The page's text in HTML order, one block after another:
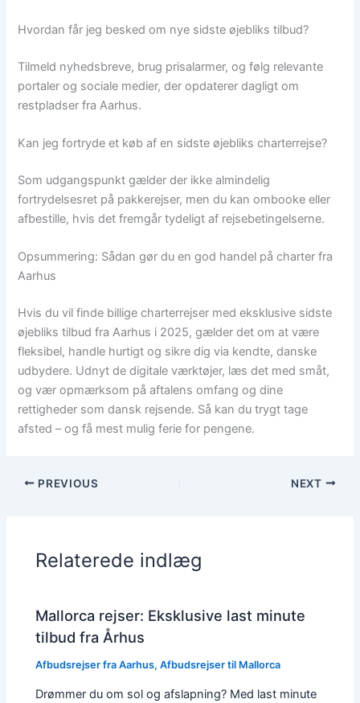
Hvordan får jeg besked om nye sidste øjebliks tilbud?
Tilmeld nyhedsbreve, brug prisalarmer, og følg relevante
portaler og sociale medier, der opdaterer dagligt om
restpladser fra Aarhus.
Kan jeg fortryde et køb af en sidste øjebliks charterrejse?
Som udgangspunkt gælder der ikke almindelig
fortrydelsesret på pakkerejser, men du kan ombooke eller
afbestille, hvis det fremgår tydeligt af rejsebetingelserne.
Opsummering: Sådan gør du en god handel på charter fra
Aarhus
Hvis du vil finde billige charterrejser med eksklusive sidste
øjebliks tilbud fra Aarhus i 2025, gælder det om at være
fleksibel, handle hurtigt og sikre dig via kendte, danske
udbydere. Udnyt de digitale værktøjer, læs det med småt,
og vær opmærksom på aftalens omfang og dine
rettigheder som dansk rejsende. Så kan du trygt tage
afsted – og få mest mulig ferie for pengene.
PREVIOUS NEXT
Relaterede indlæg
Mallorca rejser: Eksklusive last minute
tilbud fra Århus
Afbudsrejser fra Aarhus,Afbudsrejser til Mallorca
Drømmer du om sol og afslapning? Med last minute